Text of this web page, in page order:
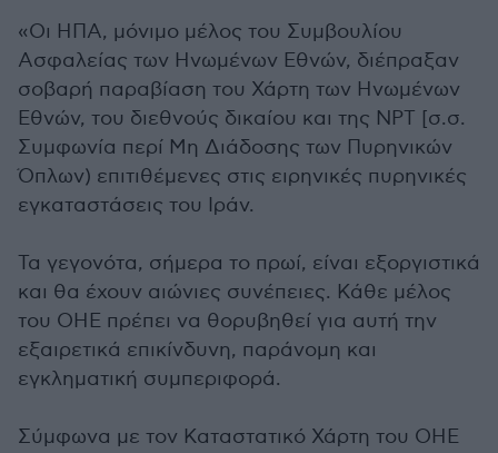
«Οι ΗΠΑ, μόνιμο μέλος του Συμβουλίου
Ασφαλείας των Ηνωμένων Εθνών, διέπραξαν
σοβαρή παραβίαση του Χάρτη των Ηνωμένων
Εθνών, του διεθνούς δικαίου και της NPT [σ.σ.
Συμφωνία περί Μη Διάδοσης των Πυρηνικών
Όπλων) επιτιθέμενες στις ειρηνικές πυρηνικές
εγκαταστάσεις του Ιράν.
Τα γεγονότα, σήμερα το πρωί, είναι εξοργιστικά
και θα έχουν αιώνιες συνέπειες. Κάθε μέλος
του ΟΗΕ πρέπει να θορυβηθεί για αυτή την
εξαιρετικά επικίνδυνη, παράνομη και
εγκληματική συμπεριφορά.
Σύμφωνα με τον Καταστατικό Χάρτη του ΟΗΕ